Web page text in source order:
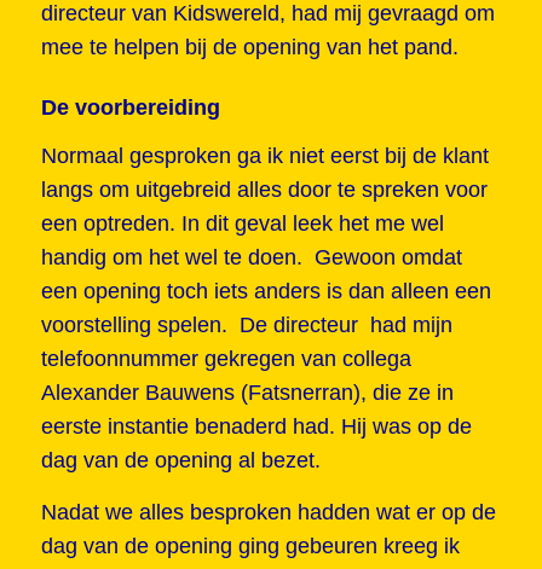
directeur van Kidswereld, had mij gevraagd om
mee te helpen bij de opening van het pand.
De voorbereiding
Normaal gesproken ga ik niet eerst bij de klant
langs om uitgebreid alles door te spreken voor
een optreden. In dit geval leek het me wel
handig om het wel te doen. Gewoon omdat
een opening toch iets anders is dan alleen een
voorstelling spelen. De directeur had mijn
telefoonnummer gekregen van collega
Alexander Bauwens (Fatsnerran), die ze in
eerste instantie benaderd had. Hij was op de
dag van de opening al bezet.
Nadat we alles besproken hadden wat er op de
dag van de opening ging gebeuren kreeg ik